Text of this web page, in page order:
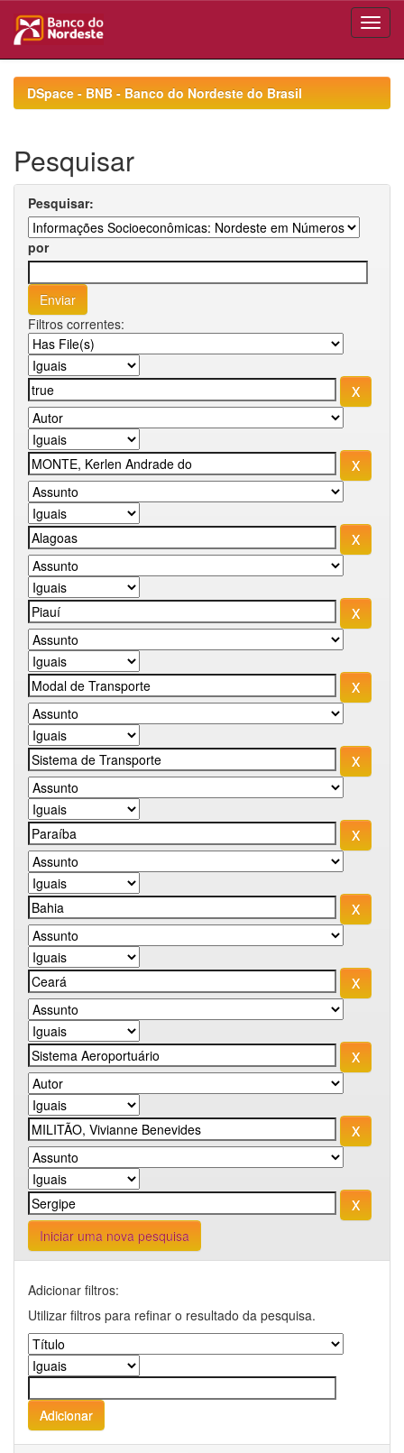
navigationDSpace - BNB - Banco do Nordeste do Brasil
Pesquisar
Pesquisar:
por
Filtros correntes:
Iniciar uma nova pesquisa
Adicionar filtros:
Utilizar filtros para refinar o resultado da pesquisa.